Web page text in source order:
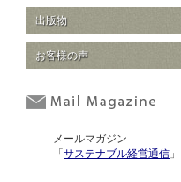
出版物
お客様の声
メールマガジン
「 サステナブル経営通信 」